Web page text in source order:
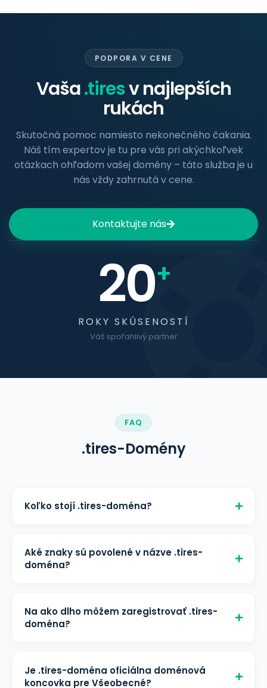
PODPORA V CENE
Vaša.tiresv najlepších
rukách
Skutočná pomoc namiesto nekonečného čakania.
Náš tím expertov je tu pre vás pri akýchkoľvek
otázkach ohľadom vašej domény – táto služba je u
nás vždy zahrnutá v cene.
Kontaktujte nás
20+
ROKY SKÚSENOSTÍ
Váš spoľahlivý partner
FAQ
.tires-Domény
Koľko stojí .tires-doména?
registráciu, € 11,50/mesiac za obnovu a
€ 11,50/mesiac za transfer na helloly.
Aké znaky sú povolené v názve .tires-
doména?
dĺžka: 63 znakov Povolené znaky: a-z,
0-9, IDN znaky: áno
Na ako dlho môžem zaregistrovať .tires-
doména?
na 1 - 10 rok(y). Môžete ju obnoviť pred
vypršaním, aby ste si doménu
Je .tires-doména oficiálna doménová
koncovka pre Všeobecné?